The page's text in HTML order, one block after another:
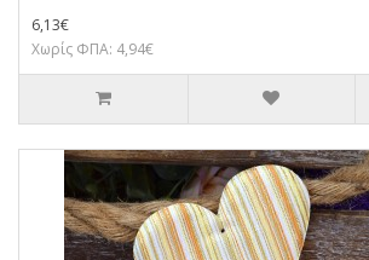
6,13€
Χωρίς ΦΠΑ: 4,94€